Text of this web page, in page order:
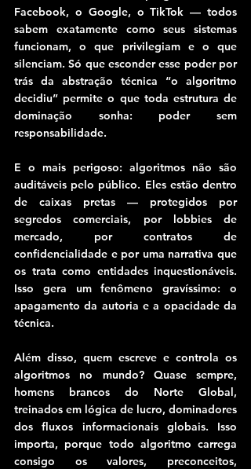
Facebook, o Google, o TikTok — todos
sabem exatamente como seus sistemas
funcionam, o que privilegiam e o que
silenciam. Só que esconder esse poder por
trás da abstração técnica “o algoritmo
decidiu” permite o que toda estrutura de
dominação sonha: poder sem
responsabilidade.
E o mais perigoso: algoritmos não são
auditáveis pelo público. Eles estão dentro
de caixas pretas — protegidos por
segredos comerciais, por lobbies de
mercado, por contratos de
confidencialidade e por uma narrativa que
os trata como entidades inquestionáveis.
Isso gera um fenômeno gravíssimo: o
apagamento da autoria e a opacidade da
técnica.
Além disso, quem escreve e controla os
algoritmos no mundo? Quase sempre,
homens brancos do Norte Global,
treinados em lógica de lucro, dominadores
dos fluxos informacionais globais. Isso
importa, porque todo algoritmo carrega
consigo os valores, preconceitos,